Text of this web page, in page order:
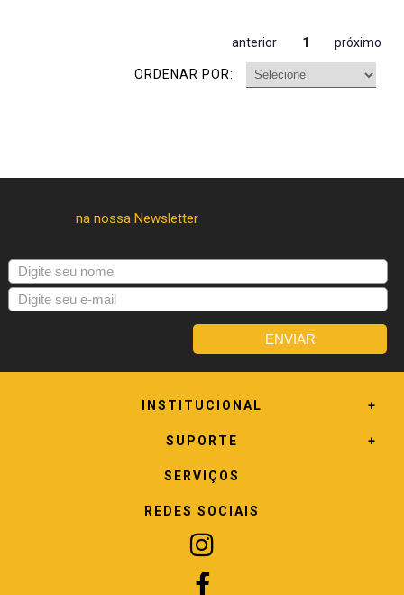
anterior 1 próximo
ORDENAR POR:
INSTITUCIONAL
SUPORTE
SERVIÇOS
REDES SOCIAIS